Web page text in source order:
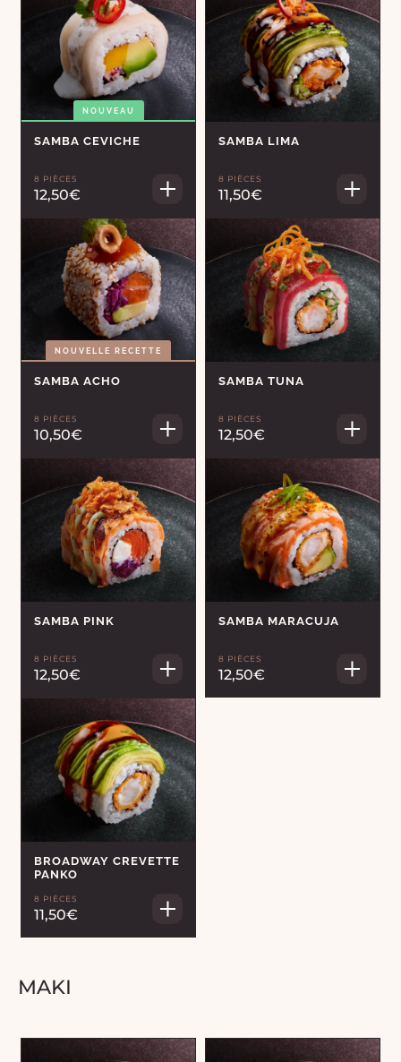
NOUVEAU
SAMBA CEVICHE
8 PIÈCES
12,50€
SAMBA LIMA
8 PIÈCES
11,50€
NOUVELLE RECETTE
SAMBA ACHO
8 PIÈCES
10,50€
SAMBA TUNA
8 PIÈCES
12,50€
SAMBA PINK
8 PIÈCES
12,50€
SAMBA MARACUJA
8 PIÈCES
12,50€
BROADWAY CREVETTE
PANKO
8 PIÈCES
11,50€
MAKI